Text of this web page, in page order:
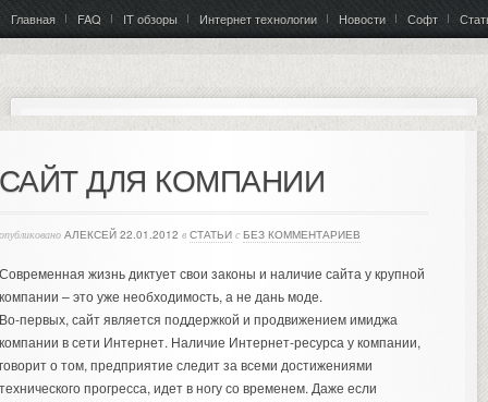
Главная FAQ IT обзоры Интернет технологии Новости Софт
ДЛЯ КОМПАНИИ
АЛЕКСЕЙ 22.01.2012 в СТАТЬИ с БЕЗ КОММЕНТАРИЕВ
жизнь диктует свои законы и наличие сайта у крупной
– это уже необходимость, а не дань моде.
первых, сайт является поддержкой и продвижением имиджа
в сети Интернет. Наличие Интернет-ресурса у компании,
о том, предприятие следит за всеми достижениями
прогресса, идет в ногу со временем. Даже если